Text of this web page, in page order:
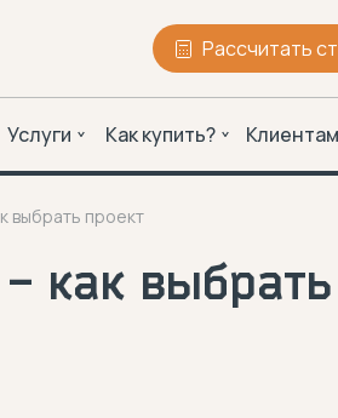
Рассчитать
Услуги Как купить? Клиентам
выбрать проект
как